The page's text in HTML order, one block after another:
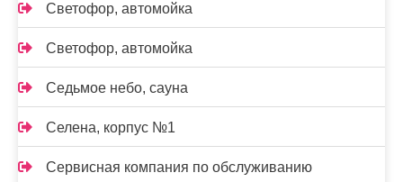
Светофор, автомойка
Светофор, автомойка
Седьмое небо, сауна
Селена, корпус №1
Сервисная компания по обслуживанию